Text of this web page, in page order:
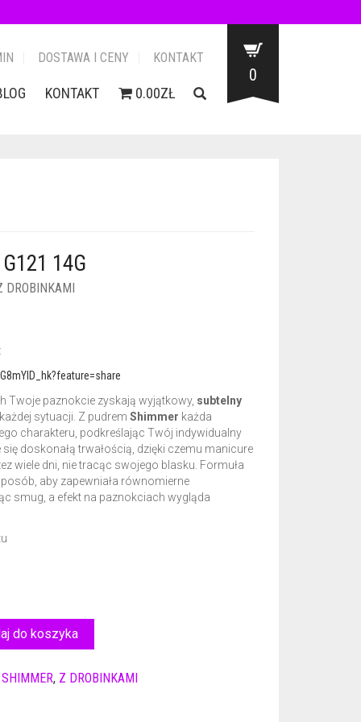
DOSTAWA I CENY KONTAKT
KONTAKT 0.00ZŁ
0
14G
DROBINKAMI
Twoje paznokcie zyskają wyjątkowy, subtelny
sytuacji. Z pudrem Shimmer każda
charakteru, podkreślając Twój indywidualny
doskonałą trwałością, dzięki czemu manicure
wiele dni, nie tracąc swojego blasku. Formuła
aby zapewniała równomierne
smug, a efekt na paznokciach wygląda
do koszyka
SHIMMER, Z DROBINKAMI